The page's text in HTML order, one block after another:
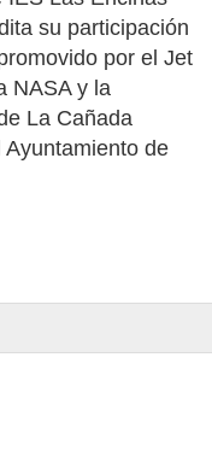
su participación
por el Jet
NASA y la
La Cañada
de